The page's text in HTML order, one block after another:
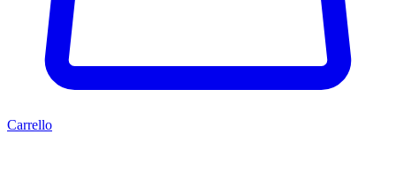
Carrello